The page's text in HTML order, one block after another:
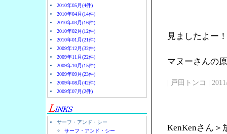
2010年05月(4件)
2010年04月(14件)
2010年03月(16件)
2010年02月(12件)
2010年01月(21件)
2009年12月(32件)
2009年11月(22件)
2009年10月(15件)
2009年09月(23件)
2009年08月(42件)
2009年07月(2件)
サーフ・アンド・シー
サーフ・アンド・シー
見ましたよー！
マヌーさんの
| 戸田トンコ |
KenKenさん＞